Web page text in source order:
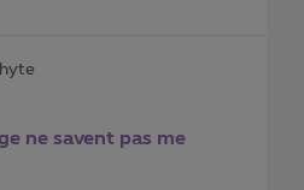
mobile affiché sur mon
ne savent pas me